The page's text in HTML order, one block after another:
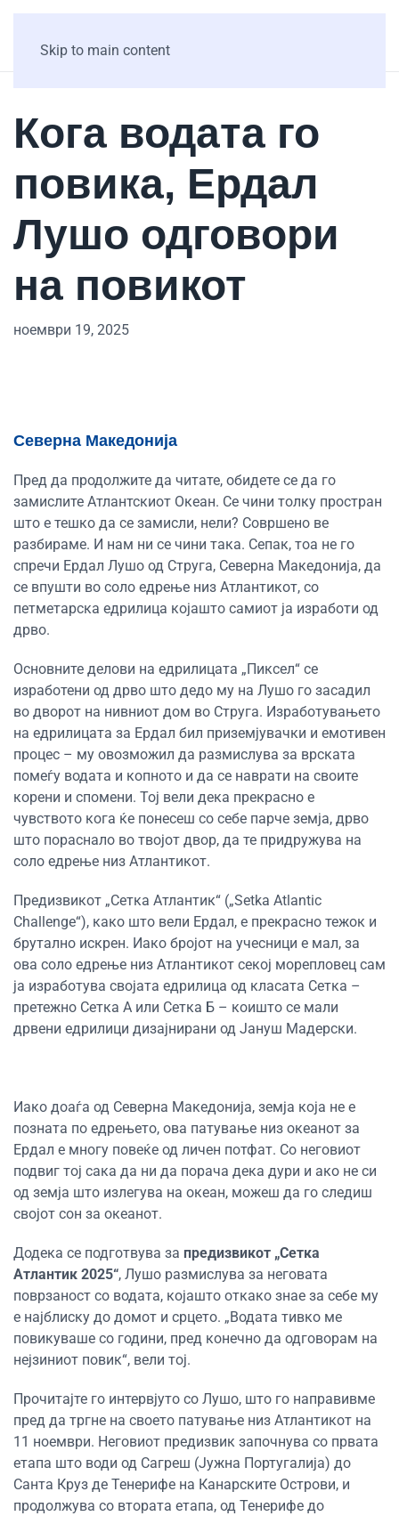
Skip to main content
Кога водата го
повика, Ердал
Лушо одговори
на повикот
ноември 19, 2025
Северна Македонија
Пред да продолжите да читате, обидете се да го
замислите Атлантскиот Океан. Се чини толку простран
што е тешко да се замисли, нели? Совршено ве
разбираме. И нам ни се чини така. Сепак, тоа не го
спречи Ердал Лушо од Струга, Северна Македонија, да
се впушти во соло едрење низ Атлантикот, со
петметарска едрилица којашто самиот ја изработи од
дрво.
Основните делови на едрилицата „Пиксел“ се
изработени од дрво што дедо му на Лушо го засадил
во дворот на нивниот дом во Струга. Изработувањето
на едрилицата за Ердал бил приземјувачки и емотивен
процес – му овозможил да размислува за врската
помеѓу водата и копното и да се наврати на своите
корени и спомени. Тој вели дека прекрасно е
чувството кога ќе понесеш со себе парче земја, дрво
што пораснало во твојот двор, да те придружува на
соло едрење низ Атлантикот.
Предизвикот „Сетка Атлантик“ („Setka Atlantic
Challenge“), како што вели Ердал, е прекрасно тежок и
брутално искрен. Иако бројот на учесници е мал, за
ова соло едрење низ Атлантикот секој морепловец сам
ја изработува својата едрилица од класата Сетка –
претежно Сетка А или Сетка Б – коишто се мали
дрвени едрилици дизајнирани од Јануш Мадерски.
Иако доаѓа од Северна Македонија, земја која не е
позната по едрењето, ова патување низ океанот за
Ердал е многу повеќе од личен потфат. Со неговиот
подвиг тој сака да ни да порача дека дури и ако не си
од земја што излегува на океан, можеш да го следиш
својот сон за океанот.
Додека се подготвува за предизвикот „Сетка
Атлантик 2025“, Лушо размислува за неговата
поврзаност со водата, којашто откако знае за себе му
е најблиску до домот и срцето. „Водата тивко ме
повикуваше со години, пред конечно да одговорам на
нејзиниот повик“, вели тој.
Прочитајте го интервјуто со Лушо, што го направивме
пред да тргне на своето патување низ Атлантикот на
11 ноември. Неговиот предизвик започнува со првата
етапа што води од Сагреш (Јужна Португалија) до
Санта Круз де Тенерифе на Канарските Острови, и
продолжува со втората етапа, од Тенерифе до